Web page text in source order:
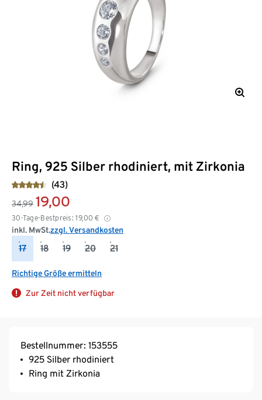
Ring, 925 Silber rhodiniert, mit Zirkonia
(43)
34,99 19,00
30-Tage-Bestpreis: 19,00 €
inkl. MwSt.zzgl. Versandkosten
17 18 19 20 21
Richtige Größe ermitteln
Zur Zeit nicht verfügbar
Bestellnummer: 153555
925 Silber rhodiniert
Ring mit Zirkonia